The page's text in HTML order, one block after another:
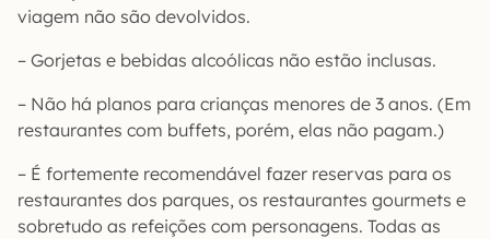
viagem não são devolvidos.
– Gorjetas e bebidas alcoólicas não estão inclusas.
– Não há planos para crianças menores de 3 anos. (Em
restaurantes com buffets, porém, elas não pagam.)
– É fortemente recomendável fazer reservas para os
restaurantes dos parques, os restaurantes gourmets e
sobretudo as refeições com personagens. Todas as